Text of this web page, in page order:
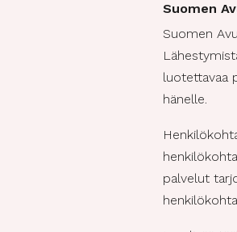
Suomen
Suomen
luotettavaa
hänelle.
palvelut